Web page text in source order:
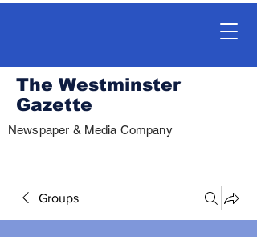
The Westminster
Gazette
Newspaper & Media Company
Groups